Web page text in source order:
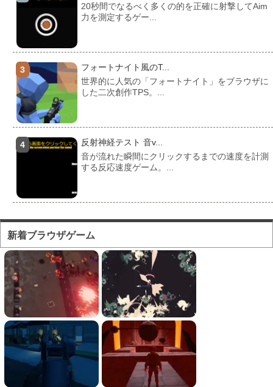
20秒間でなるべく多くの的を正確に射撃してAim
力を測定するゲー...
フォートナイト風のT...
世界的に人気の「フォートナイト」をブラウザに
した二次創作TPS。...
反射神経テスト 音v...
音が流れた瞬間にクリックするまでの速度を計測
する反応速度ゲーム。...
フォートナイト風のマ...
対人ゲームとしてかなり人気の高い「フォートナ
イト」をブラウザで遊...
バトロワFPS対戦ゲ...
輸送機からパラシュート落下から始まるバトロワ
FPS。
フォートナイト風の建...
フォートナイト風の建築バトルが楽しめる無料ブ
新着ブラウザゲーム